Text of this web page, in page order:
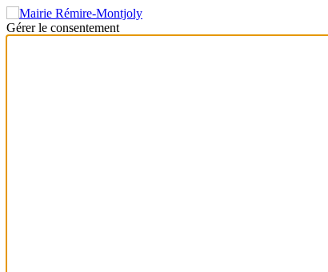
Gérer le consentement